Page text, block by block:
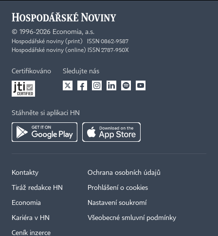
© 1996-2026 Economia, a.s.
Hospodářské noviny (print) ISSN 0862-9587
Hospodářské noviny (online) ISSN 2787-950X
Certifikováno Sledujte nás
Stáhněte si aplikaci HN
Kontakty
Tiráž redakce HN
Economia
Kariéra v HN
Ceník inzerce
Ochrana osobních údajů
Prohlášení o cookies
Nastavení soukromí
Všeobecné smluvní podmínky